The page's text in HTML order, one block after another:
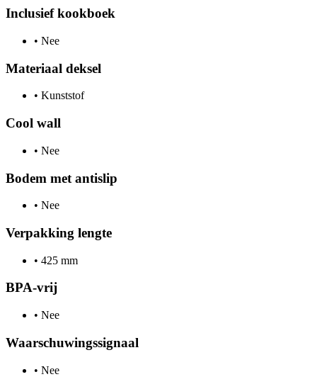
Inclusief kookboek
• Nee
Materiaal deksel
• Kunststof
Cool wall
• Nee
Bodem met antislip
• Nee
Verpakking lengte
• 425 mm
BPA-vrij
• Nee
Waarschuwingssignaal
• Nee